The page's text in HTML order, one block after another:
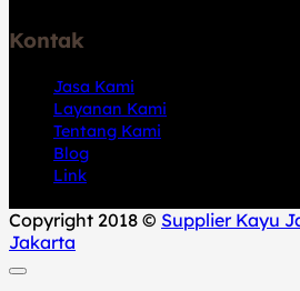
Kontak
Jasa Kami
Layanan Kami
Tentang Kami
Blog
Link
Copyright 2018 © Supplier Kayu
Jakarta